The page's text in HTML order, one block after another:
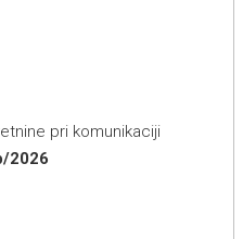
pri komunikaciji
2026